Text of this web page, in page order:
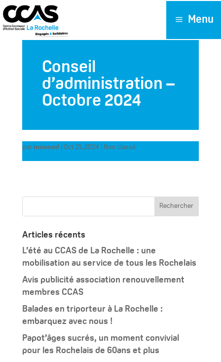
Menu
Conseil
d’administration –
Octobre 2024
par mooood Oct 21, 2024 | Non classé
Articles récents
L’été au CCAS de La Rochelle : une
mobilisation au service de tous les Rochelais
Avis publicité association renouvellement
membres CCAS
Balades en triporteur à La Rochelle :
embarquez avec nous !
Papot’âges sucrés, un moment convivial
pour les Rochelais de 60ans et plus